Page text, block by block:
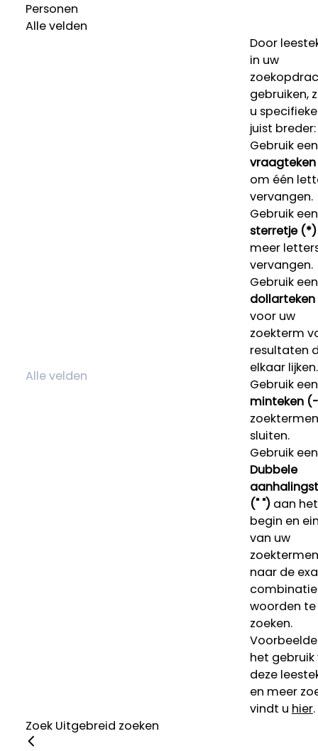
Personen
Alle velden
Door
in uw
gebruiken,
u
juist breder:
Gebruik een
om één
vervangen.
Gebruik een
sterretje (*)
meer
vervangen.
Gebruik een
voor uw
zoekterm
resultaten
elkaar lijken.
Gebruik een
minteken
sluiten.
Gebruik een
Dubbele
(" ")aan het
begin en
van uw
naar de
woorden te
zoeken.
het gebruik
deze
en meer
vindt u hier.
Zoek Uitgebreid zoeken